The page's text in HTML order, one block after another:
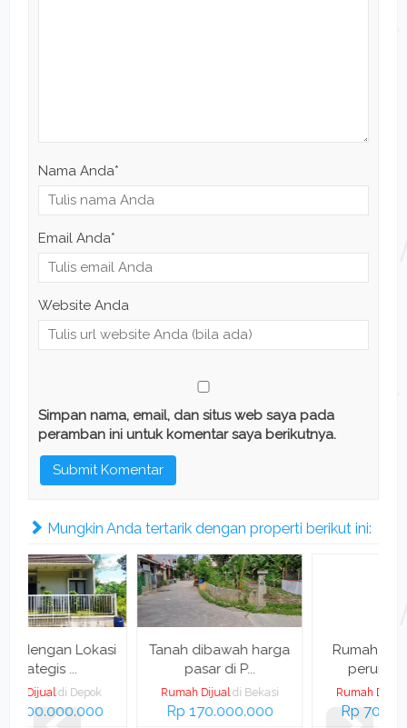
Nama Anda*
Email Anda*
Website Anda
Simpan nama, email, dan situs web saya pada
peramban ini untuk komentar saya berikutnya.
Mungkin Anda tertarik dengan properti berikut ini:
Tanah dibawah harga
Rumah Dijual di Bekasi
Rp 170.000.000
Rumah Siap Huni di
perumahan P...
Rumah Dijual di Bekasi
Rp 700.000.000